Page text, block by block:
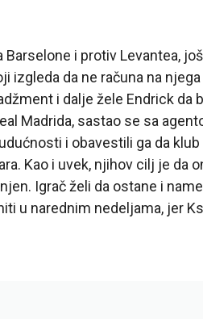
Barselone i protiv Levantea,
izgleda da ne računa na
i dalje žele Endrick da
Madrida, sastao se sa
i obavestili ga da
Kao i uvek, njihov cilj je da
Igrač želi da ostane i
u narednim nedeljama, jer